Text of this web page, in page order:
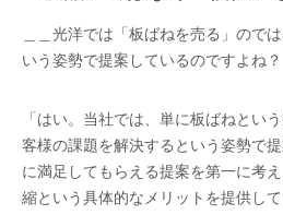
＿＿光洋では「板ばねを売る」ので
いう姿勢で提案しているのですよね？
「はい。当社では、単に板ばねとい
客様の課題を解決するという姿勢で
に満足してもらえる提案を第一に考
縮という具体的なメリットを提供して